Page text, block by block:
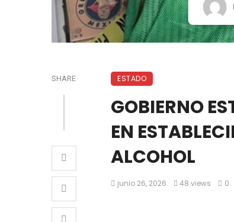
SHARE ESTADO
GOBIERNO
EN
ALCOHOL
junio 26, 2026 48 views 0